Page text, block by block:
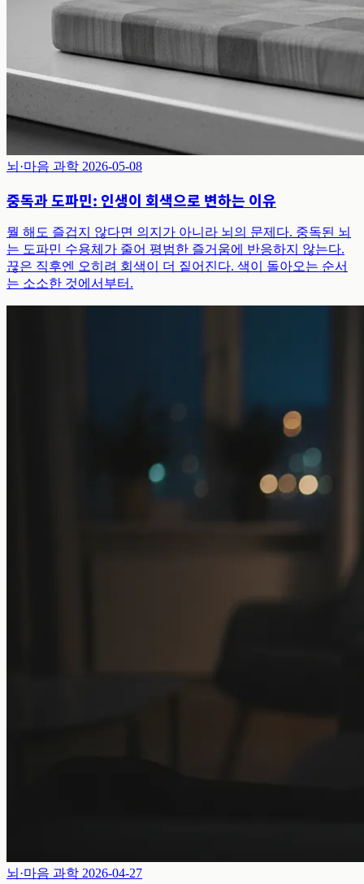
뇌·마음 과학 2026-05-08
중독과 도파민: 인생이 회색으로 변하는 이유
뭘 해도 즐겁지 않다면 의지가 아니라 뇌의 문제다. 중독된 뇌
는 도파민 수용체가 줄어 평범한 즐거움에 반응하지 않는다.
끊은 직후엔 오히려 회색이 더 짙어진다. 색이 돌아오는 순서
는 소소한 것에서부터.
뇌·마음 과학 2026-04-27